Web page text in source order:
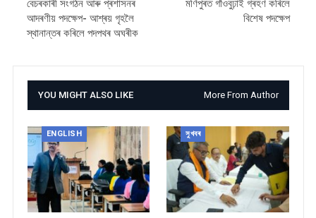
বেচৰকাৰী সংগঠন আৰু প্ৰশাসনৰ
আদৰণীয় পদক্ষেপ- আশ্ৰয় গৃহলৈ
স্থানান্তৰ কৰিলে পদপথৰ অঘৰীক
মণিপুৰত গাঁওবুঢ়াই গ্ৰহণ কৰিলে
বিশেষ পদক্ষেপ
YOU MIGHT ALSO LIKE More From Author
ENGLISH সুখবৰ